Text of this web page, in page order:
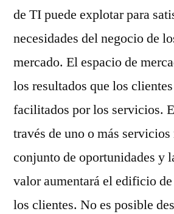
de TI puede explotar para
necesidades del negocio de
mercado. El espacio de
los resultados que los
facilitados por los servicios.
través de uno o más servicios
conjunto de oportunidades y
valor aumentará el edificio
los clientes. No es posible